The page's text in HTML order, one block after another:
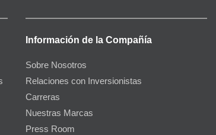
Información de la Compañía
Sobre Nosotros
Relaciones con Inversionistas
Carreras
Nuestras Marcas
Press Room